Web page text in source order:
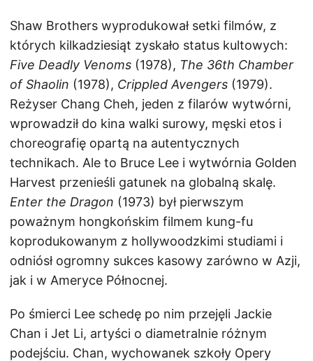
Shaw Brothers wyprodukował setki filmów, z
których kilkadziesiąt zyskało status kultowych:
Five Deadly Venoms (1978), The 36th Chamber
of Shaolin (1978), Crippled Avengers (1979).
Reżyser Chang Cheh, jeden z filarów wytwórni,
wprowadził do kina walki surowy, męski etos i
choreografię opartą na autentycznych
technikach. Ale to Bruce Lee i wytwórnia Golden
Harvest przenieśli gatunek na globalną skalę.
Enter the Dragon (1973) był pierwszym
poważnym hongkońskim filmem kung-fu
koprodukowanym z hollywoodzkimi studiami i
odniósł ogromny sukces kasowy zarówno w Azji,
jak i w Ameryce Północnej.
Po śmierci Lee schedę po nim przejęli Jackie
Chan i Jet Li, artyści o diametralnie różnym
podejściu. Chan, wychowanek szkoły Opery